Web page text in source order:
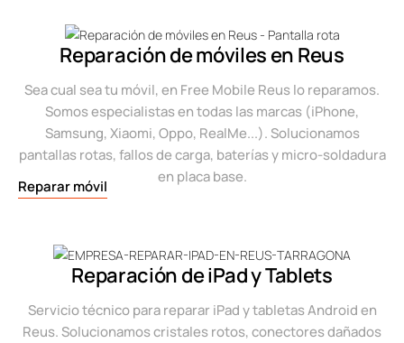
Reparación de móviles en Reus
Sea cual sea tu móvil, en Free Mobile Reus lo reparamos.
Somos especialistas en todas las marcas (iPhone,
Samsung, Xiaomi, Oppo, RealMe...). Solucionamos
pantallas rotas, fallos de carga, baterías y micro-soldadura
en placa base.
Reparar móvil
Reparación de iPad y Tablets
Servicio técnico para reparar iPad y tabletas Android en
Reus. Solucionamos cristales rotos, conectores dañados